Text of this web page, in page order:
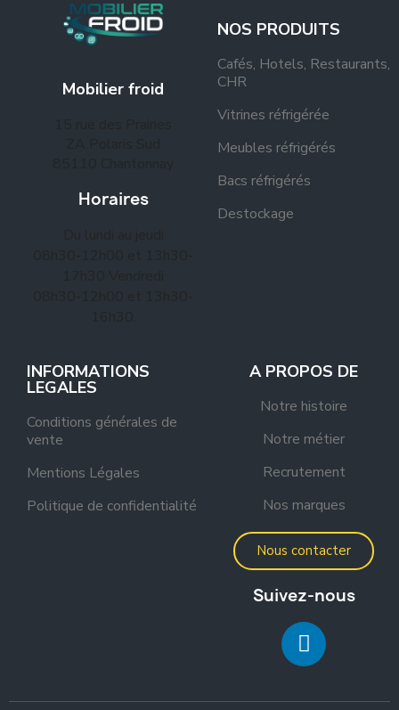
Mobilier froid
Horaires
NOS PRODUITS
Cafés, Hotels, Restaurants,
CHR
Vitrines réfrigérée
Meubles réfrigérés
Bacs réfrigérés
Destockage
INFORMATIONS
LEGALES
Conditions générales de
vente
Mentions Légales
Politique de confidentialité
A PROPOS DE
Notre histoire
Notre métier
Recrutement
Nos marques
Nous contacter
Suivez-nous